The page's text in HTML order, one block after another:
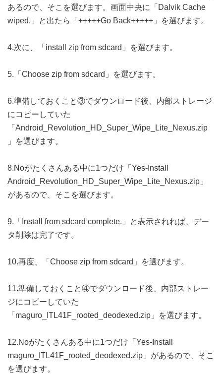
あるので、そこを選びます。画面中央に「Dalvik Cache
wiped.」と出たら「+++++Go Back+++++」を選びます。
4.次に、「install zip from sdcard」を選びます。
5.「Choose zip from sdcard」を選びます。
6.準備しておくこと③でダウンロード後、内部ストレージ
にコピーしていた
「Android_Revolution_HD_Super_Wipe_Lite_Nexus.zip
」を選びます。
8.Noがたくさんある中に1つだけ「Yes-Install
Android_Revolution_HD_Super_Wipe_Lite_Nexus.zip」
があるので、そこを選びます。
9.「Install from sdcard complete.」と表示されれば、デー
タ削除は完了です。
10.再度、「Choose zip from sdcard」を選びます。
11.準備しておくこと④でダウンロード後、内部ストレー
ジにコピーしていた
「maguro_ITL41F_rooted_deodexed.zip」を選びます。
12.Noがたくさんある中に1つだけ「Yes-Install
maguro_ITL41F_rooted_deodexed.zip」があるので、そこ
を選びます。